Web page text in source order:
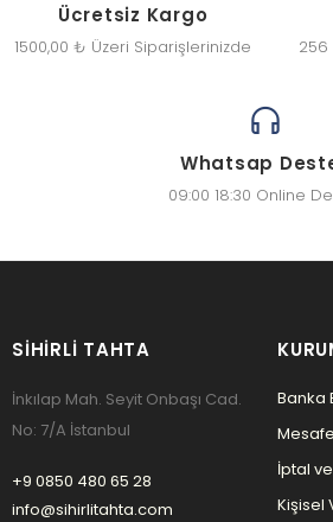
Ücretsiz Kargo
1500,00 ₺ Üzeri Siparişlerinizde 256
Whatsap
09:00 18:30 Online
SIHIRLI TAHTA
İnkılap Mah. Seyit Onbaşı Cad.
No: 7/A İstanbul
+9 0850 480 65 28
info@sihirlitahta.com
Banka
İptal
Kişisel